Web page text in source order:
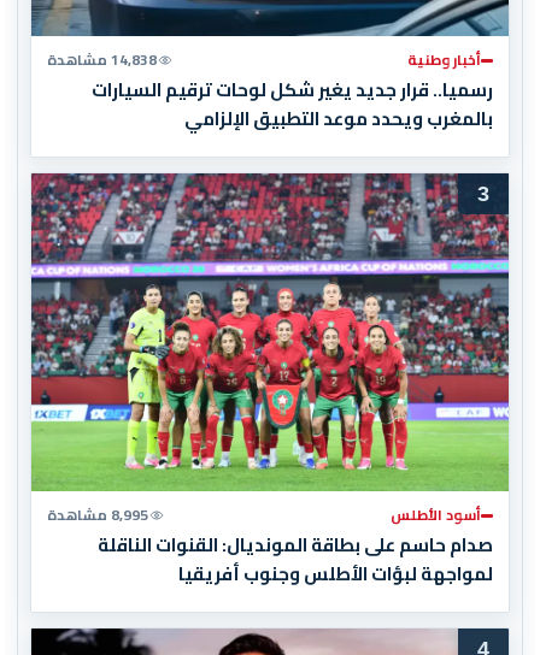
أخبار وطنية 14,838 مشاهدة
رسميا.. قرار جديد يغير شكل لوحات ترقيم السيارات
بالمغرب ويحدد موعد التطبيق الإلزامي
3
أسود الأطلس 8,995 مشاهدة
صدام حاسم على بطاقة المونديال: القنوات الناقلة
لمواجهة لبؤات الأطلس وجنوب أفريقيا
4